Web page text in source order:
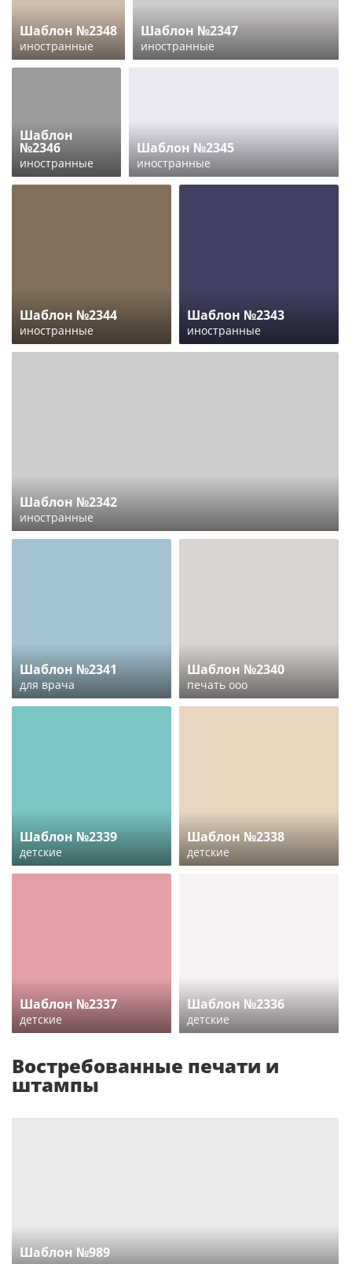
Шаблон №2348
иностранные
Шаблон №2347
иностранные
Шаблон
№2346
иностранные
Шаблон №2345
иностранные
Шаблон №2344
иностранные
Шаблон №2343
иностранные
Шаблон №2342
иностранные
Шаблон №2341
для врача
Шаблон №2340
печать ооо
Шаблон №2339
детские
Шаблон №2338
детские
Шаблон №2337
детские
Шаблон №2336
детские
Востребованные печати и
штампы
Шаблон №989